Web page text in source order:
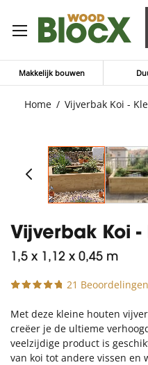
Makkelijk bouwen
Home Vijverbak Koi -
Vijverbak Koi -
1,5 x 1,12 x 0,45 m
21 Beoordelingen
Met deze kleine houten
creëer je de ultieme
veelzijdige product is
van koi tot andere vissen en